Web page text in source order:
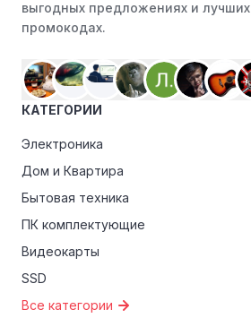
выгодных предложениях и лучших
промокодах.
КАТЕГОРИИ
Электроника
Дом и Квартира
Бытовая техника
ПК комплектующие
Видеокарты
SSD
Все категории